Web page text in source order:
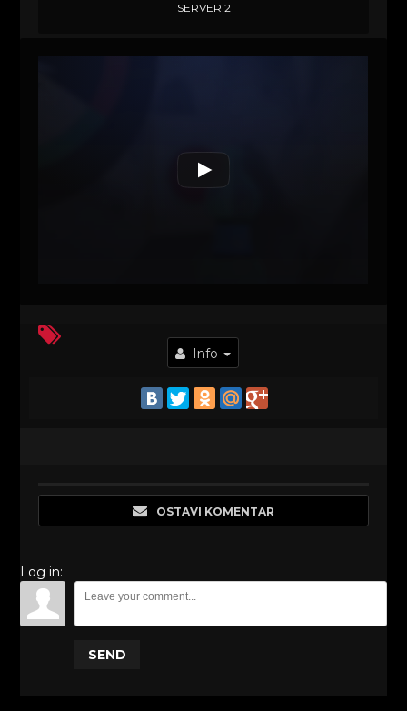
SERVER 2
Info
OSTAVI KOMENTAR
Log in:
SEND